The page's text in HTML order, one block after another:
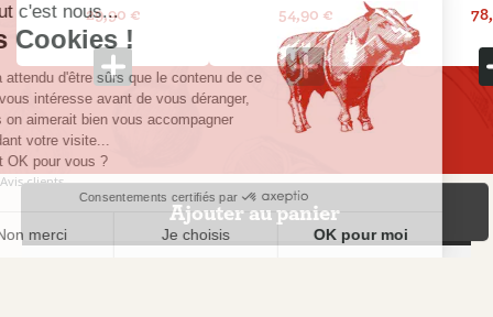
Ajouter au panier
Prix
29,90 € Prix
54,90 € Prix
Avis clients
AVIS À PROPOS DU PRODUIT
Salut c'est nous...
les Cookies !
On a attendu d'être sûrs que le contenu de ce
site vous intéresse avant de vous déranger,
mais on aimerait bien vous accompagner
pendant votre visite...
C'est OK pour vous ?
Consentements certifiés par
Non merci Je choisis OK pour moi